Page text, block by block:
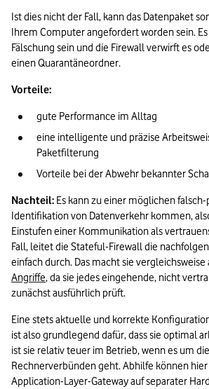
Ist dies nicht der Fall, kann das Datenpaket
Ihrem Computer angefordert worden sein.
Fälschung sein und die Firewall verwirft es
einen Quarantäneordner.
Vorteile:
gute Performance im Alltag
eine intelligente und präzise
Paketfilterung
Vorteile bei der Abwehr bekannter
Nachteil: Es kann zu einer möglichen
Identifikation von Datenverkehr kommen,
Einstufen einer Kommunikation als
Fall, leitet die Stateful-Firewall die
einfach durch. Das macht sie
Angriffe, da sie jedes eingehende, nicht
zunächst ausführlich prüft.
Eine stets aktuelle und korrekte
ist also grundlegend dafür, dass sie optimal
ist sie relativ teuer im Betrieb, wenn es um
Rechnerverbünden geht. Abhilfe können
Application-Layer-Gateway auf separater